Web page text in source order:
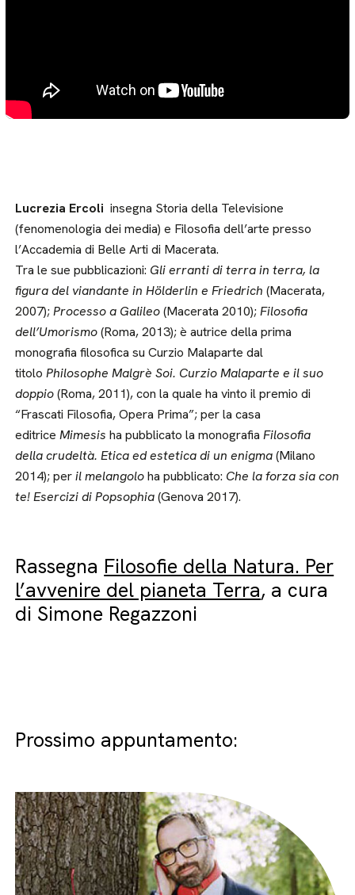
Lucrezia Ercoli insegna Storia della Televisione
(fenomenologia dei media) e Filosofia dell’arte presso
l’Accademia di Belle Arti di Macerata.
Tra le sue pubblicazioni: Gli erranti di terra in terra, la
figura del viandante in Hölderlin e Friedrich (Macerata,
2007);Processo a Galileo(Macerata 2010);Filosofia
dell’Umorismo(Roma, 2013); è autrice della prima
monografia filosofica su Curzio Malaparte dal
titolo Philosophe Malgrè Soi. Curzio Malaparte e il suo
doppio(Roma, 2011), con la quale ha vinto il premio di
“Frascati Filosofia, Opera Prima”; per la casa
editrice Mimesis ha pubblicato la monografiaFilosofia
della crudeltà. Etica ed estetica di un enigma(Milano
2014); peril melangoloha pubblicato: Che la forza sia con
te! Esercizi di Popsophia(Genova 2017).
Rassegna Filosofie della Natura. Per
l’avvenire del pianeta Terra, a cura
di Simone Regazzoni
Prossimo appuntamento: